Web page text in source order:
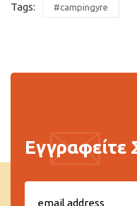
Tags: #campingyre